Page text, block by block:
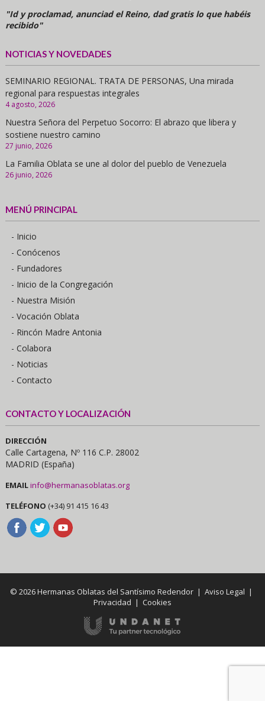
"Id y proclamad, anunciad el Reino, dad gratis lo que habéis
recibido"
NOTICIAS Y NOVEDADES
SEMINARIO REGIONAL. TRATA DE PERSONAS, Una mirada
regional para respuestas integrales
4 agosto, 2026
Nuestra Señora del Perpetuo Socorro: El abrazo que libera y
sostiene nuestro camino
27 junio, 2026
La Familia Oblata se une al dolor del pueblo de Venezuela
26 junio, 2026
MENÚ PRINCIPAL
- Inicio
- Conócenos
- Fundadores
- Inicio de la Congregación
- Nuestra Misión
- Vocación Oblata
- Rincón Madre Antonia
- Colabora
- Noticias
- Contacto
CONTACTO Y LOCALIZACIÓN
DIRECCIÓN
Calle Cartagena, Nº 116 C.P. 28002
MADRID (España)
EMAILinfo@hermanasoblatas.org
TELÉFONO (+34) 91 415 16 43
© 2026 Hermanas Oblatas del Santísimo Redendor |Aviso Legal |
Privacidad | Cookies